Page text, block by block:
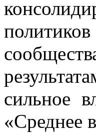
сильное
«Среднее